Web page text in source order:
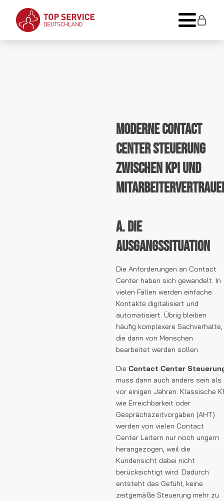
Moderne Contact
Center Steuerung
zwischen KPI und
A. Die
Ausgangssituation
Die Anforderungen an Contact
Center haben sich gewandelt. In
vielen Fällen werden einfache
Kontakte digitalisiert und
automatisiert. Übrig bleiben
häufig komplexere Sachverhalte,
die dann von Menschen
bearbeitet werden sollen.
Die Contact Center
muss dann auch anders sein als
vor einigen Jahren. Klassische
wie Erreichbarkeit oder
Gesprächszeitvorgaben (AHT)
werden von vielen Contact
Center Leitern nur noch ungern
herangezogen, weil die
Kundensicht dabei nicht
berücksichtigt wird. Dadurch
entsteht das Gefühl, keine
zeitgemäße Steuerung mehr zu